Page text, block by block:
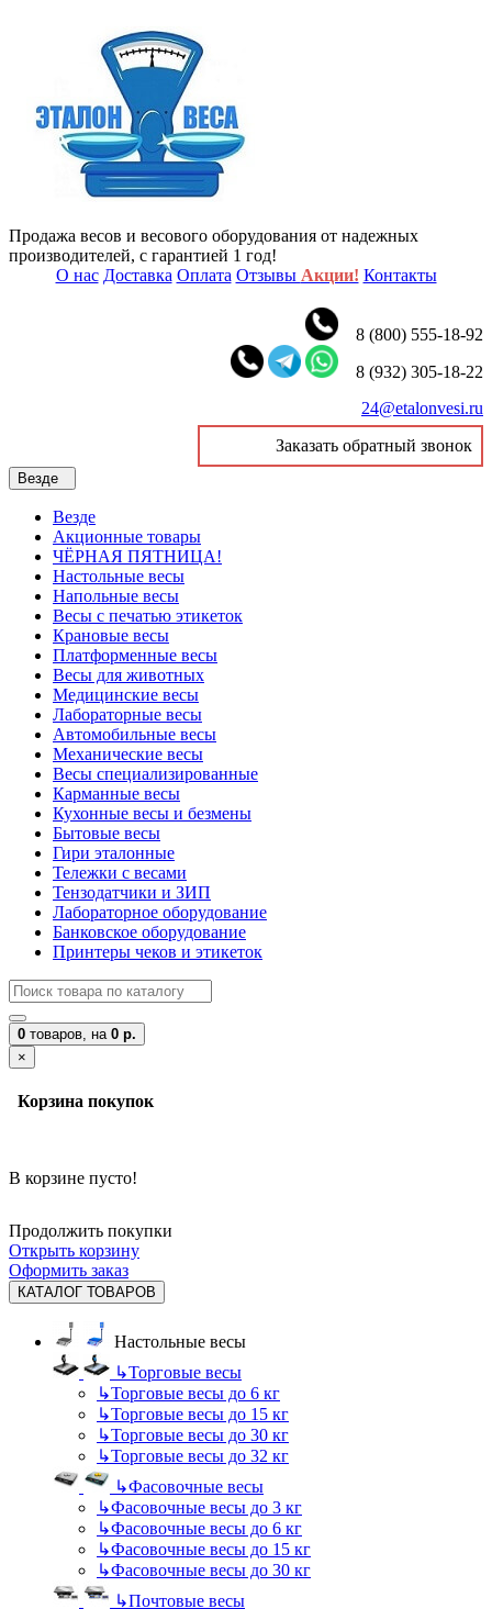
Продажа весов и весового оборудования от надежных
производителей, с гарантией 1 год!
О нас Доставка Оплата Отзывы Акции! Контакты
8 (800) 555-18-92
8 (932) 305-18-22
24@etalonvesi.ru
Заказать обратный звонок
Везде
Везде
Акционные товары
ЧЁРНАЯ ПЯТНИЦА!
Настольные весы
Напольные весы
Весы с печатью этикеток
Крановые весы
Платформенные весы
Весы для животных
Медицинские весы
Лабораторные весы
Автомобильные весы
Механические весы
Весы специализированные
Карманные весы
Кухонные весы и безмены
Бытовые весы
Гири эталонные
Тележки с весами
Тензодатчики и ЗИП
Лабораторное оборудование
Банковское оборудование
Принтеры чеков и этикеток
0 товаров, на 0 р.
×
Корзина покупок
В корзине пусто!
Продолжить покупки
Открыть корзину
Оформить заказ
КАТАЛОГ ТОВАРОВ
Настольные весы
↳Торговые весы
↳Торговые весы до 6 кг
↳Торговые весы до 15 кг
↳Торговые весы до 30 кг
↳Торговые весы до 32 кг
↳Фасовочные весы
↳Фасовочные весы до 3 кг
↳Фасовочные весы до 6 кг
↳Фасовочные весы до 15 кг
↳Фасовочные весы до 30 кг
↳Почтовые весы